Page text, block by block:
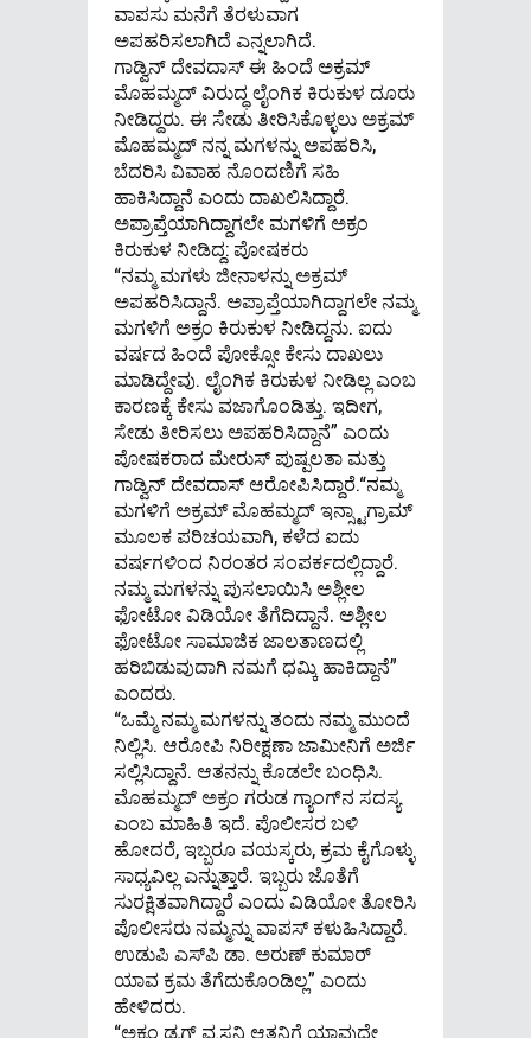
ವಾಪಸು ಮನೆಗೆ ತೆರಳುವಾಗ
ಅಪಹರಿಸಲಾಗಿದೆ ಎನ್ನಲಾಗಿದೆ.
ಗಾಡ್ವಿನ್ ದೇವದಾಸ್ ಈ ಹಿಂದೆ ಅಕ್ರಮ್
ಮೊಹಮ್ಮದ್ ವಿರುದ್ಧ ಲೈಂಗಿಕ ಕಿರುಕುಳ ದೂರು
ನೀಡಿದ್ದರು. ಈ ಸೇಡು ತೀರಿಸಿಕೊಳ್ಳಲು ಅಕ್ರಮ್
ಮೊಹಮ್ಮದ್ ನನ್ನ ಮಗಳನ್ನು ಅಪಹರಿಸಿ,
ಬೆದರಿಸಿ ವಿವಾಹ ನೊಂದಣಿಗೆ ಸಹಿ
ಹಾಕಿಸಿದ್ದಾನೆ ಎಂದು ದಾಖಲಿಸಿದ್ದಾರೆ.
ಅಪ್ರಾಪ್ತೆಯಾಗಿದ್ದಾಗಲೇ ಮಗಳಿಗೆ ಅಕ್ರಂ
ಕಿರುಕುಳ ನೀಡಿದ್ದ: ಪೋಷಕರು
“ನಮ್ಮ ಮಗಳು ಜೀನಾಳನ್ನು ಅಕ್ರಮ್
ಅಪಹರಿಸಿದ್ದಾನೆ. ಅಪ್ರಾಪ್ತೆಯಾಗಿದ್ದಾಗಲೇ ನಮ್ಮ
ಮಗಳಿಗೆ ಅಕ್ರಂ ಕಿರುಕುಳ ನೀಡಿದ್ದನು. ಐದು
ವರ್ಷದ ಹಿಂದೆ ಪೋಕ್ಸೋ ಕೇಸು ದಾಖಲು
ಮಾಡಿದ್ದೇವು. ಲೈಂಗಿಕ ಕಿರುಕುಳ ನೀಡಿಲ್ಲ ಎಂಬ
ಕಾರಣಕ್ಕೆ ಕೇಸು ವಜಾಗೊಂಡಿತ್ತು. ಇದೀಗ,
ಸೇಡು ತೀರಿಸಲು ಅಪಹರಿಸಿದ್ದಾನೆ” ಎಂದು
ಪೋಷಕರಾದ ಮೇರುಸ್ ಪುಷ್ಪಲತಾ ಮತ್ತು
ಗಾಡ್ವಿನ್ ದೇವದಾಸ್ ಆರೋಪಿಸಿದ್ದಾರೆ.“ನಮ್ಮ
ಮಗಳಿಗೆ ಅಕ್ರಮ್ ಮೊಹಮ್ಮದ್ ಇನ್ಸ್ಟಾಗ್ರಾಮ್
ಮೂಲಕ ಪರಿಚಯವಾಗಿ, ಕಳೆದ ಐದು
ವರ್ಷಗಳಿಂದ ನಿರಂತರ ಸಂಪರ್ಕದಲ್ಲಿದ್ದಾರೆ.
ನಮ್ಮ ಮಗಳನ್ನು ಪುಸಲಾಯಿಸಿ ಅಶ್ಲೀಲ
ಫೋಟೋ ವಿಡಿಯೋ ತೆಗೆದಿದ್ದಾನೆ. ಅಶ್ಲೀಲ
ಫೋಟೋ ಸಾಮಾಜಿಕ ಜಾಲತಾಣದಲ್ಲಿ
ಹರಿಬಿಡುವುದಾಗಿ ನಮಗೆ ಧಮ್ಕಿ ಹಾಕಿದ್ದಾನೆ”
ಎಂದರು.
“ಒಮ್ಮೆ ನಮ್ಮ ಮಗಳನ್ನು ತಂದು ನಮ್ಮ ಮುಂದೆ
ನಿಲ್ಲಿಸಿ. ಆರೋಪಿ ನಿರೀಕ್ಷಣಾ ಜಾಮೀನಿಗೆ ಅರ್ಜಿ
ಸಲ್ಲಿಸಿದ್ದಾನೆ. ಆತನನ್ನು ಕೊಡಲೇ ಬಂಧಿಸಿ.
ಮೊಹಮ್ಮದ್ ಅಕ್ರಂ ಗರುಡ ಗ್ಯಾಂಗ್​ನ ಸದಸ್ಯ
ಎಂಬ ಮಾಹಿತಿ ಇದೆ. ಪೊಲೀಸರ ಬಳಿ
ಹೋದರೆ, ಇಬ್ಬರೂ ವಯಸ್ಕರು, ಕ್ರಮ ಕೈಗೊಳ್ಳು
ಸಾಧ್ಯವಿಲ್ಲ ಎನ್ನುತ್ತಾರೆ. ಇಬ್ಬರು ಜೊತೆಗೆ
ಸುರಕ್ಷಿತವಾಗಿದ್ದಾರೆ ಎಂದು ವಿಡಿಯೋ ತೋರಿಸಿ
ಪೊಲೀಸರು ನಮ್ಮನ್ನು ವಾಪಸ್ ಕಳುಹಿಸಿದ್ದಾರೆ.
ಉಡುಪಿ ಎಸ್‌ಪಿ ಡಾ. ಅರುಣ್ ಕುಮಾರ್
ಯಾವ ಕ್ರಮ ತೆಗೆದುಕೊಂಡಿಲ್ಲ” ಎಂದು
ಹೇಳಿದರು.
“ಅಕ್ರಂ ಡ್ರಗ್ಸ್ ವ್ಯಸನಿ ಆತನಿಗೆ ಯಾವುದೇ